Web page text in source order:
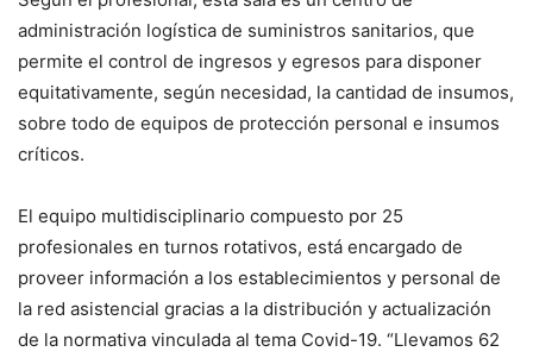
administración logística de suministros sanitarios, que
permite el control de ingresos y egresos para disponer
equitativamente, según necesidad, la cantidad de insumos,
sobre todo de equipos de protección personal e insumos
críticos.
El equipo multidisciplinario compuesto por 25
profesionales en turnos rotativos, está encargado de
proveer información a los establecimientos y personal de
la red asistencial gracias a la distribución y actualización
de la normativa vinculada al tema Covid-19. “Llevamos 62